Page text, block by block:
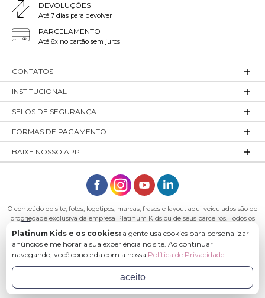
DEVOLUÇÕES
Até 7 dias para devolver
PARCELAMENTO
Até 6x no cartão sem juros
CONTATOS
INSTITUCIONAL
SELOS DE SEGURANÇA
FORMAS DE PAGAMENTO
BAIXE NOSSO APP
O conteúdo do site, fotos, logotipos, marcas, frases e layout aqui veiculados são de
propriedade exclusiva da empresa Platinum Kids ou de seus parceiros. Todos os
direitos reservados. Platinum Kids - Platinum Indústria de Confecções LTDA -
CNPJ: 27.180.131/0001-54 Endereço: Rod. Ivo Silveira, n° 7505 - Bateias, Gaspar - SC,
89113-040
Platinum Kids e os cookies: a gente usa cookies para personalizar
anúncios e melhorar a sua experiência no site. Ao continuar
navegando, você concorda com a nossa Política de Privacidade.
aceito